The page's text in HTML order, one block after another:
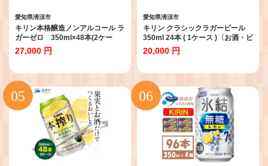
愛知県清須市
キリン本格醸造ノンアルコール ラ
ガーゼロ 350ml×48本(2ケー
ス)_ノンアルコール ラガーゼロ
キリン 本格醸造 人気 美味しい
27,000 円
愛知県清須市
キリン クラシックラガービール
350ml 24本 ( 1ケース )〈お酒・ビ
ール〉_ビール キリンクラッシッ
クラガービール クラシックラガー
350ml 24本 缶ビール 飲料 贈答 ギ
フト プレゼント 送料無料
【1422379】
20,000 円